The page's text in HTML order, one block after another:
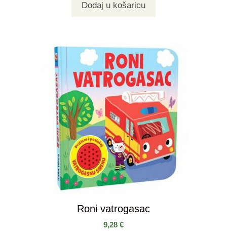
Dodaj u košaricu
Roni vatrogasac
9,28 €